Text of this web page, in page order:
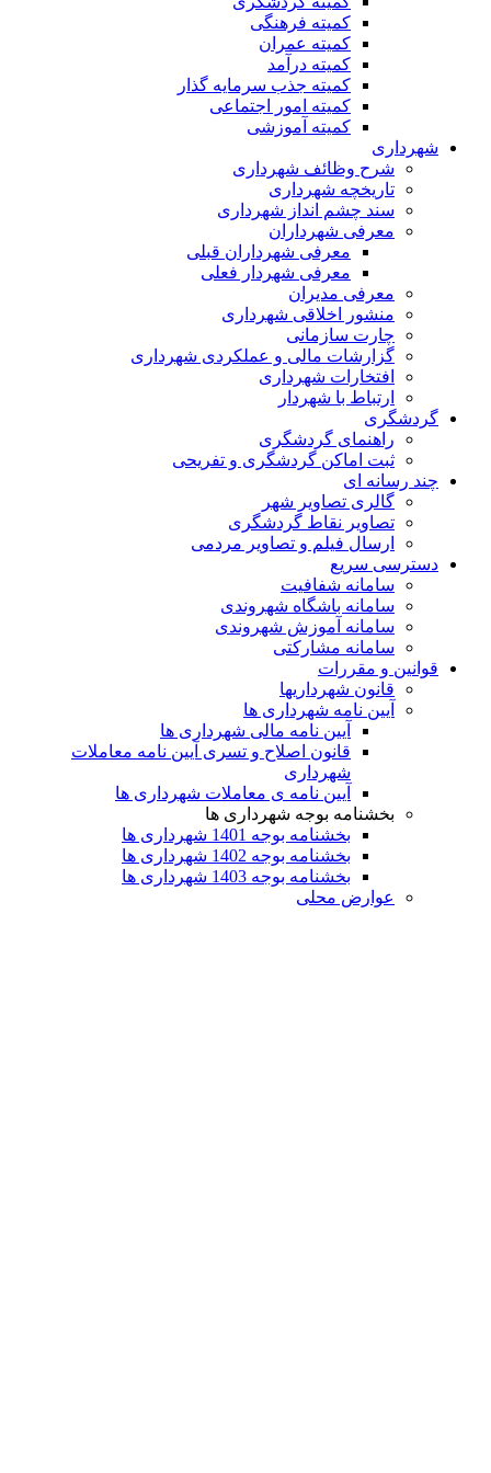
کمیته فرهنگی
کمیته عمران
کمیته درآمد
کمیته جذب سرمایه گذار
کمیته امور اجتماعی
کمیته آموزشی
شرح وظائف شهرداری
تاریخچه شهرداری
سند چشم انداز شهرداری
معرفی شهرداران
معرفی شهرداران قبلی
معرفی شهردار فعلی
معرفی مدیران
منشور اخلاقی شهرداری
چارت سازمانی
گزارشات مالی و عملکردی شهرداری
افتخارات شهرداری
ارتباط با شهردار
راهنمای گردشگری
ثبت اماکن گردشگری و تفریحی
رسانه ای
گالری تصاویر شهر
تصاویر نقاط گردشگری
ارسال فیلم و تصاویر مردمی
سریع
سامانه شفافیت
سامانه باشگاه شهروندی
سامانه آموزش شهروندی
سامانه مشارکتی
و مقررات
قانون شهرداریها
آیین نامه شهرداری ها
آیین نامه مالی شهرداری ها
قانون اصلاح و تسری آیین نامه معاملات
آیین نامه ی معاملات شهرداری ها
بخشنامه بوجه شهرداری ها
بخشنامه بوجه 1401 شهرداری ها
بخشنامه بوجه 1402 شهرداری ها
بخشنامه بوجه 1403 شهرداری ها
عوارض محلی